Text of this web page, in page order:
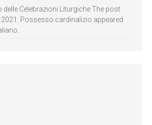
delle Celebrazioni Liturgiche The post
2021: Possesso cardinalizio appeared